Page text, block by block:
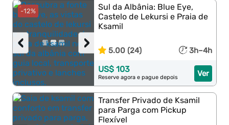
-12%
›
‹
Sul da Albânia: Blue Eye,
Castelo de Lekursi e Praia de
Ksamil
5.00 (24) 3h–4h
Ver
US$ 103
Reserve agora e pague depois
Transfer Privado de Ksamil
para Parga com Pickup
Flexível